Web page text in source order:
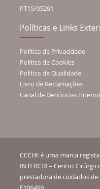
PT15/05291
Políticas e Links
Política de Privacidade
Política de Cookies
Política de Qualidade
Livro de Reclamações
Canal de Denúncias Interno
CCCI® é uma marca
INTERCIR – Centro
prestadora de cuidados de